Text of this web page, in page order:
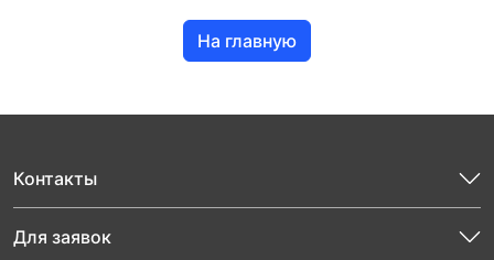
На главную
Контакты
Для заявок